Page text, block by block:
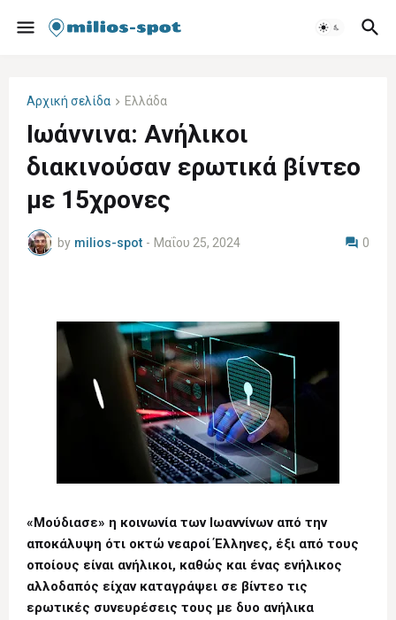
Αρχική σελίδα Ελλάδα
Ιωάννινα: Ανήλικοι
διακινούσαν ερωτικά βίντεο
με 15χρονες
by milios-spot - Μαΐου 25, 2024 0
«Μούδιασε» η κοινωνία των Ιωαννίνων από την
αποκάλυψη ότι οκτώ νεαροί Έλληνες, έξι από τους
οποίους είναι ανήλικοι, καθώς και ένας ενήλικος
αλλοδαπός είχαν καταγράψει σε βίντεο τις
ερωτικές συνευρέσεις τους με δυο ανήλικα